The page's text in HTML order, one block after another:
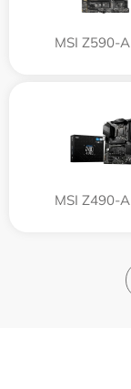
MSI Z590-
MSI Z490-